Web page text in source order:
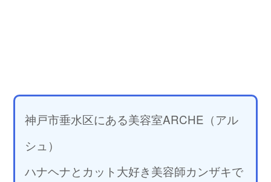
神戸市垂水区にある美容室ARCHE（アル
シュ）
ハナヘナとカット大好き美容師カンザキで